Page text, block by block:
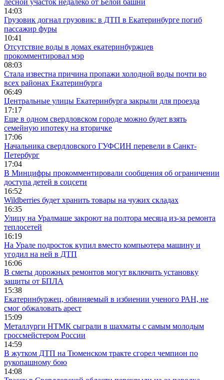
лесной участок недалеко от Белой башни
14:03
Грузовик догнал грузовик: в ДТП в Екатеринбурге погиб
пассажир фуры
10:41
Отсутствие воды в домах екатеринбуржцев
прокомментировал мэр
08:03
Стала известна причина пропажи холодной воды почти во
всех районах Екатеринбурга
06:49
Центральные улицы Екатеринбурга закрыли для проезда
17:17
Еще в одном свердловском городе можно будет взять
семейную ипотеку на вторичке
17:06
Начальника свердловского ГУФСИН перевели в Санкт-
Петербург
17:04
В Минцифры прокомментировали сообщения об ограничении
доступа детей в соцсети
16:52
Wildberries будет хранить товары на чужих складах
16:35
Улицу на Уралмаше закроют на полтора месяца из-за ремонта
теплосетей
16:19
На Урале подросток купил вместо компьютера машину и
угодил на ней в ДТП
16:06
В сметы дорожных ремонтов могут включить установку
защиты от БПЛА
15:38
Екатеринбуржец, обвиняемый в избиении ученого РАН, не
смог обжаловать арест
15:09
Металлурги НТМК сыграли в шахматы с самым молодым
гроссмейстером России
14:59
В жутком ДТП на Тюменском тракте сгорел чемпион по
рукопашному бою
14:08